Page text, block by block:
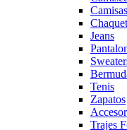
Camisas
Jeans
Tenis
Zapatos
Trajes